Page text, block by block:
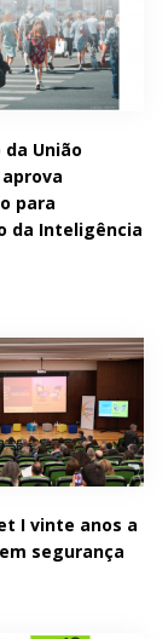
da União
para
da Inteligência
I vinte anos a
segurança